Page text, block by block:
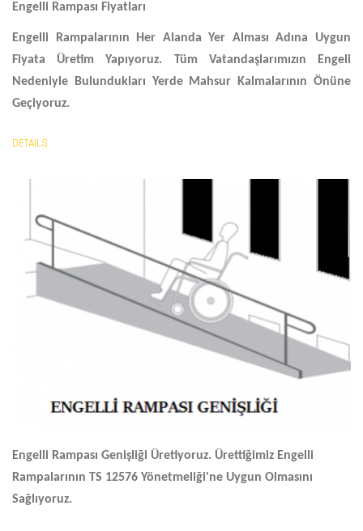
Engelli Rampası Fiyatları
Engelli Rampalarının Her Alanda Yer Alması Adına Uygun
Fiyata Üretim Yapıyoruz. Tüm Vatandaşlarımızın Engeli
Nedeniyle Bulundukları Yerde Mahsur Kalmalarının Önüne
Geçiyoruz.
DETAILS
Engelli Rampası Genişliği Üretiyoruz. Ürettiğimiz Engelli
Rampalarının TS 12576 Yönetmeliği'ne Uygun Olmasını
Sağlıyoruz.